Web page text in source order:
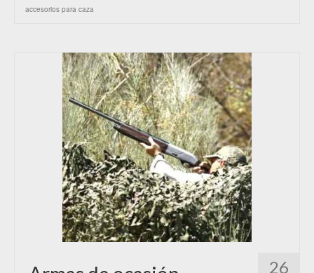
accesorios para caza
26